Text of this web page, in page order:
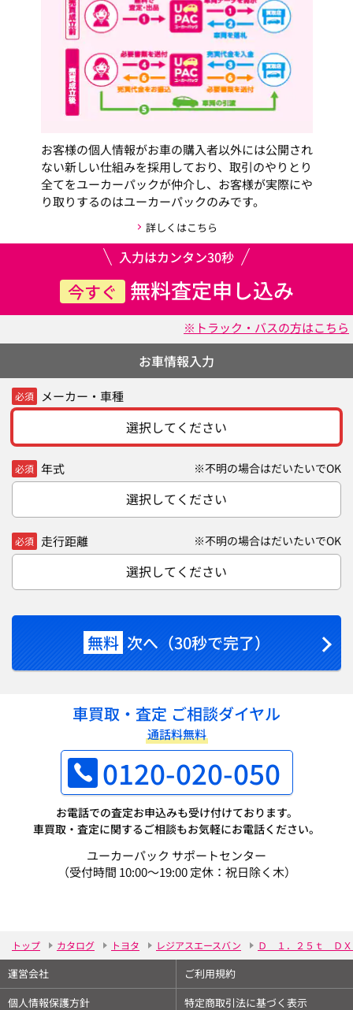
お客様の個人情報がお車の購入者以外には公開され
ない新しい仕組みを採用しており、取引のやりとり
全てをユーカーパックが仲介し、お客様が実際にや
り取りするのはユーカーパックのみです。
詳しくはこちら
入力はカンタン30秒
今すぐ 無料査定申し込み
※トラック・バスの方はこちら
お車情報入力
必須 メーカー・車種
選択してください
必須 年式 ※不明の場合はだいたいでOK
選択してください
必須 走行距離 ※不明の場合はだいたいでOK
選択してください
無料 次へ（30秒で完了）
車買取・査定 ご相談ダイヤル
通話料無料
0120-020-050
お電話での査定お申込みも受け付けております。
車買取・査定に関するご相談もお気軽にお電話ください。
ユーカーパック サポートセンター
（受付時間 10:00～19:00 定休：祝日除く木）
トップ カタログ トヨタ レジアスエースバン Ｄ １．２５ｔ Ｄ
運営会社
ご利用規約
個人情報保護方針
特定商取引法に基づく表示